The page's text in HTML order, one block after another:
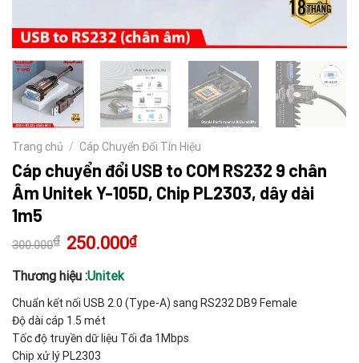
Trang chủ / Cáp Chuyển Đổi Tín Hiệu
Cáp chuyển đổi USB to COM RS232 9 chân
Âm Unitek Y-105D, Chip PL2303, dây dài
1m5
300.000₫ Giá
gốc
300.000₫.
250.000₫Giá
hiện
Thương hiệu :Unitek
Chuẩn kết nối USB 2.0 (Type-A) sang RS232 DB9 Female
Độ dài cáp 1.5 mét
Tốc độ truyền dữ liệu Tối đa 1Mbps
Chip xử lý PL2303